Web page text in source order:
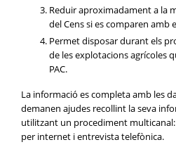
Reduir aproximadament a la
del Cens si es comparen amb
Permet disposar durant els
de les explotacions agrícoles
PAC.
La informació es completa amb les
demanen ajudes recollint la seva
utilitzant un procediment
per internet i entrevista telefònica.